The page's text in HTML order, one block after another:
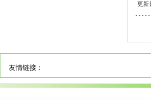
更新
友情链接：